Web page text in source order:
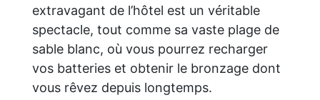
extravagant de l’hôtel est un véritable
spectacle, tout comme sa vaste plage de
sable blanc, où vous pourrez recharger
vos batteries et obtenir le bronzage dont
vous rêvez depuis longtemps.